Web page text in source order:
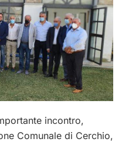
incontro,
Comunale di Cerchio,